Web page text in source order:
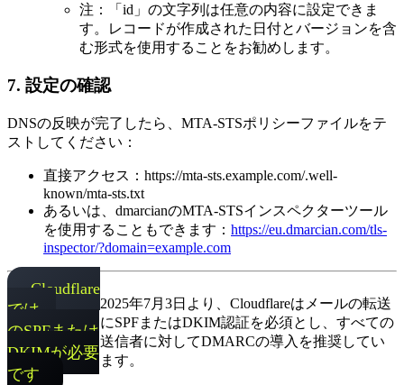
注：「id」の文字列は任意の内容に設定できま
す。レコードが作成された日付とバージョンを含
む形式を使用することをお勧めします。
7. 設定の確認
DNSの反映が完了したら、MTA-STSポリシーファイルをテ
ストしてください：
直接アクセス：https://mta-sts.example.com/.well-
known/mta-sts.txt
あるいは、dmarcianのMTA-STSインスペクターツール
を使用することもできます： https://eu.dmarcian.com/tls-
inspector/?domain=example.com
Cloudflare
では、
のSPFまたは
DKIMが必要
です
2025年7月3日より、Cloudflareはメールの転送
にSPFまたはDKIM認証を必須とし、すべての
送信者に対してDMARCの導入を推奨してい
ます。